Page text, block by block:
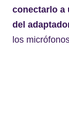
conectarlo a
del
los